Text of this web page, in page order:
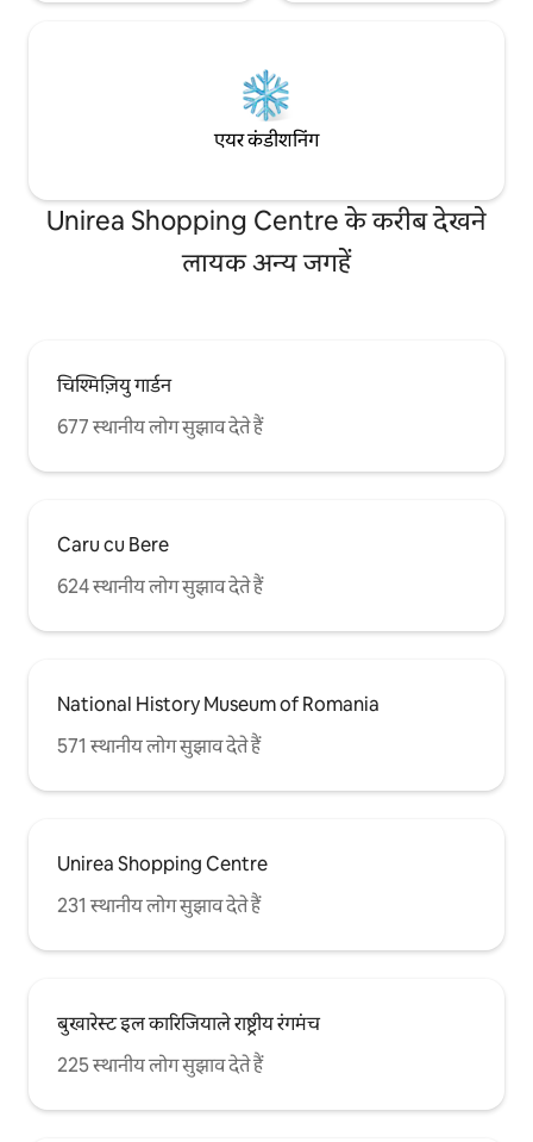
एयर कंडीशनिंग
Unirea Shopping Centre के करीब देखने
लायक अन्य जगहें
चिश्मिज़ियु गार्डन
677 स्थानीय लोग सुझाव देते हैं
Caru cu Bere
624 स्थानीय लोग सुझाव देते हैं
National History Museum of Romania
571 स्थानीय लोग सुझाव देते हैं
Unirea Shopping Centre
231 स्थानीय लोग सुझाव देते हैं
बुखारेस्ट इल कारिजियाले राष्ट्रीय रंगमंच
225 स्थानीय लोग सुझाव देते हैं